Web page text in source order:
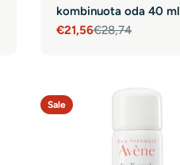
kombinuota oda 40 ml
Sale
€21,56
Regular€28,74
Sale